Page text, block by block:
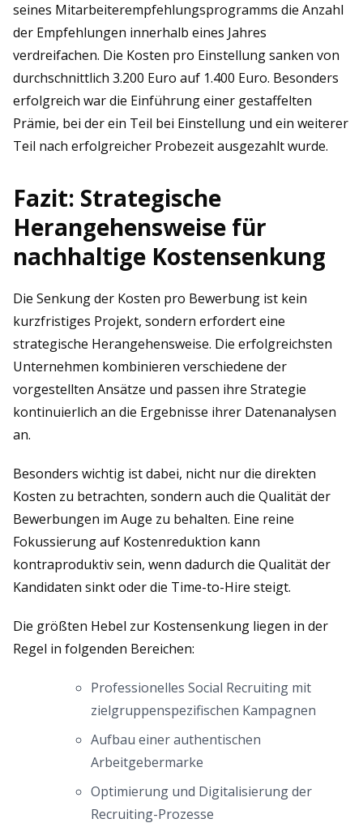
seines Mitarbeiterempfehlungsprogramms die Anzahl
der Empfehlungen innerhalb eines Jahres
verdreifachen. Die Kosten pro Einstellung sanken von
durchschnittlich 3.200 Euro auf 1.400 Euro. Besonders
erfolgreich war die Einführung einer gestaffelten
Prämie, bei der ein Teil bei Einstellung und ein weiterer
Teil nach erfolgreicher Probezeit ausgezahlt wurde.
Fazit: Strategische
Herangehensweise für
nachhaltige Kostensenkung
Die Senkung der Kosten pro Bewerbung ist kein
kurzfristiges Projekt, sondern erfordert eine
strategische Herangehensweise. Die erfolgreichsten
Unternehmen kombinieren verschiedene der
vorgestellten Ansätze und passen ihre Strategie
kontinuierlich an die Ergebnisse ihrer Datenanalysen
an.
Besonders wichtig ist dabei, nicht nur die direkten
Kosten zu betrachten, sondern auch die Qualität der
Bewerbungen im Auge zu behalten. Eine reine
Fokussierung auf Kostenreduktion kann
kontraproduktiv sein, wenn dadurch die Qualität der
Kandidaten sinkt oder die Time-to-Hire steigt.
Die größten Hebel zur Kostensenkung liegen in der
Regel in folgenden Bereichen:
Professionelles Social Recruiting mit
zielgruppenspezifischen Kampagnen
Aufbau einer authentischen
Arbeitgebermarke
Optimierung und Digitalisierung der
Recruiting-Prozesse